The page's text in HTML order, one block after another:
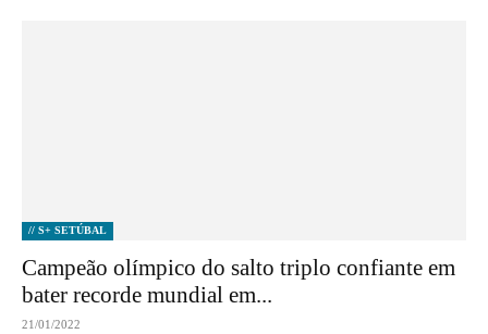
// S+ SETÚBAL
Campeão olímpico do salto triplo confiante em
bater recorde mundial em...
21/01/2022